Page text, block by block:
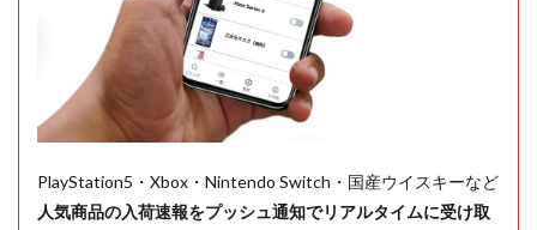
PlayStation5・Xbox・Nintendo Switch・国産ウイスキーなど
人気商品の入荷速報をプッシュ通知でリアルタイムに受け取